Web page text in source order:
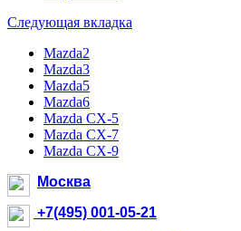
Следующая вкладка
Mazda2
Mazda3
Mazda5
Mazda6
Mazda CX-5
Mazda CX-7
Mazda CX-9
Москва
+7(495) 001-05-21